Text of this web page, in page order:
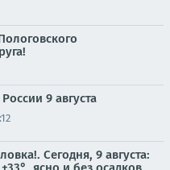
9 августа
Сегодня, 9 августа: